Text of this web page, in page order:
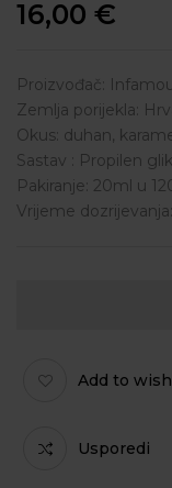
16,00 €
Proizvođač:
Zemlja porijekla:
Okus: duhan,
Sastav : Propilen
Pakiranje: 20ml u
Vrijeme
Add to
Usporedi